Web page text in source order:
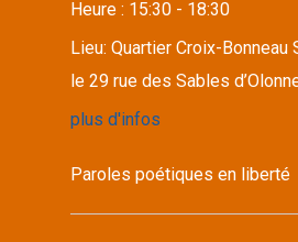
Heure : 15:30 - 18:30
Lieu:Quartier Croix-Bonneau
le 29 rue des Sables
plus d'infos
Paroles poétiques en liberté